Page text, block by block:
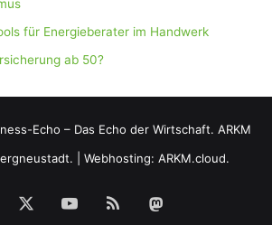
für Energieberater im Handwerk
ab 50?
Echo – Das Echo der Wirtschaft. ARKM
Webhosting: ARKM.cloud.
Facebook YouTubeRSS